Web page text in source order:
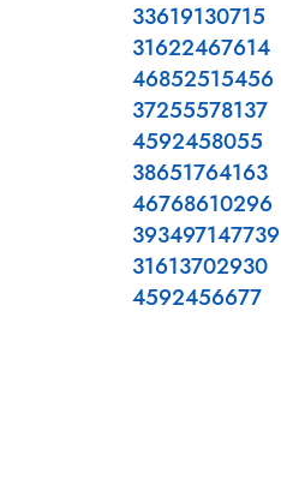
33619130715
31622467614
46852515456
37255578137
4592458055
38651764163
46768610296
393497147739
31613702930
4592456677